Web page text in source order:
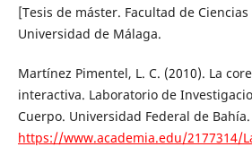
[Tesis de máster. Facultad de
Universidad de Málaga.
Martínez Pimentel, L. C. (2010). La
interactiva. Laboratorio de
Cuerpo. Universidad Federal de Bahía.
https://www.academia.edu/2177314/